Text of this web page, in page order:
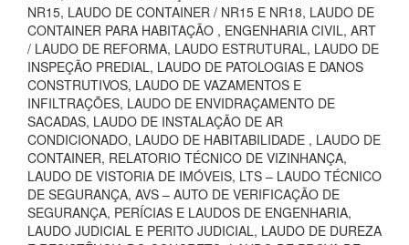
NR15, LAUDO DE CONTAINER / NR15 E NR18, LAUDO DE
CONTAINER PARA HABITAÇÃO , ENGENHARIA CIVIL, ART
/ LAUDO DE REFORMA, LAUDO ESTRUTURAL, LAUDO DE
INSPEÇÃO PREDIAL, LAUDO DE PATOLOGIAS E DANOS
CONSTRUTIVOS, LAUDO DE VAZAMENTOS E
INFILTRAÇÕES, LAUDO DE ENVIDRAÇAMENTO DE
SACADAS, LAUDO DE INSTALAÇÃO DE AR
CONDICIONADO, LAUDO DE HABITABILIDADE , LAUDO DE
CONTAINER, RELATORIO TÉCNICO DE VIZINHANÇA,
LAUDO DE VISTORIA DE IMÓVEIS, LTS – LAUDO TÉCNICO
DE SEGURANÇA, AVS – AUTO DE VERIFICAÇÃO DE
SEGURANÇA, PERÍCIAS E LAUDOS DE ENGENHARIA,
LAUDO JUDICIAL E PERITO JUDICIAL, LAUDO DE DUREZA